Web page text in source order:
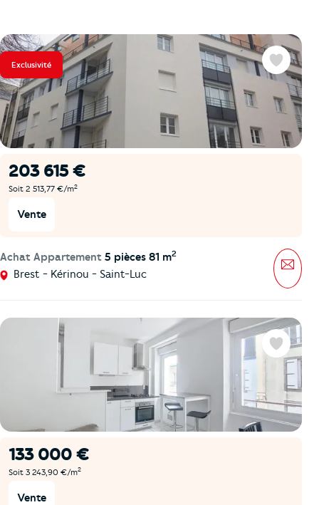
Exclusivité
203 615 €
Soit 2 513,77 €/m2
Vente
Achat Appartement 5 pièces 81 m2
Brest - Kérinou - Saint-Luc
Favoris
133 000 €
Soit 3 243,90 €/m2
Vente
Favoris